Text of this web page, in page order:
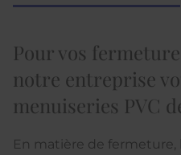
Pour vos
notre entreprise
menuiseries PVC
En matière de fermeture,